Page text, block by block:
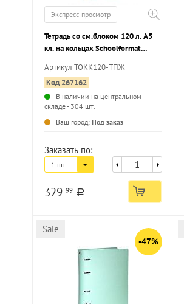
Экспресс-просмотр
Тетрадь со см.блоком 120 л. А5
кл. на кольцах Schoolformat
гл.лам.
Артикул ТОКК120-ТПЖ
Код 267162
В наличии на центральном
складе - 304 шт.
Ваш город: Под заказ
Заказать по:
1 шт.
329 99 a
Sale
-47%